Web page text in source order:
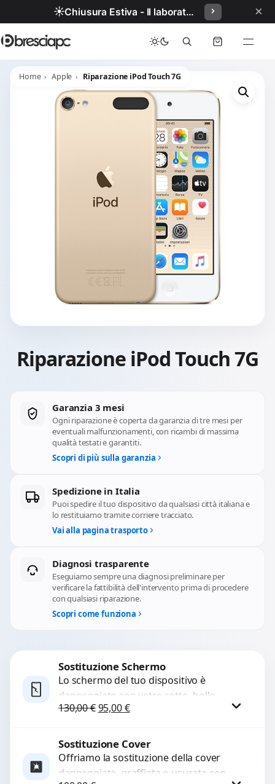
☀️ Chiusura Estiva - Il laboratorio resterà chiuso per ferie dal 29/06/2026 al 05/07/2026 compresi. ×
Home Apple Riparazione iPod Touch 7G
Riparazione iPod Touch 7G
Garanzia 3 mesi
Ogni riparazione è coperta da garanzia di tre mesi per
eventuali malfunzionamenti, con ricambi di massima
qualità testati e garantiti.
Scopri di più sulla garanzia
Spedizione in Italia
Puoi spedire il tuo dispositivo da qualsiasi città italiana e
lo restituiamo tramite corriere tracciato.
Vai alla pagina trasporto
Diagnosi trasparente
Eseguiamo sempre una diagnosi preliminare per
verificare la fattibilità dell'intervento prima di procedere
con qualsiasi riparazione.
Scopri come funziona
Sostituzione Schermo
Lo schermo del tuo dispositivo è
danneggiato con vetro rotto, bolle,
macchie, schermo nero o pixel morti?
130,00€Il prezzo originale era: 130,00 €.
95,00€Il prezzo attuale è: 95,00 €.
Procedi
Sostituzione Cover
Offriamo la sostituzione della cover
danneggiata, graffiata o usurata con